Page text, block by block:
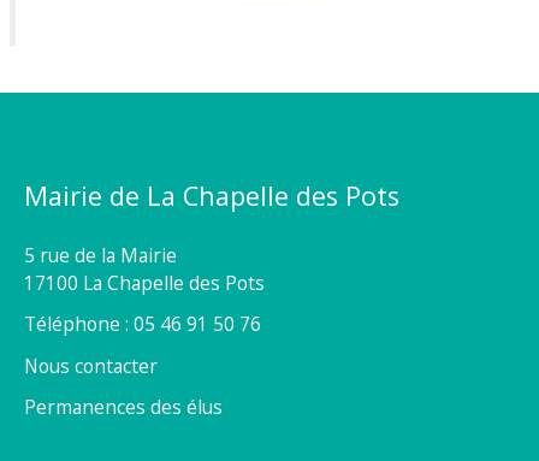
Mairie de La Chapelle des Pots
5 rue de la Mairie
17100 La Chapelle des Pots
Téléphone : 05 46 91 50 76
Nous contacter
Permanences des élus